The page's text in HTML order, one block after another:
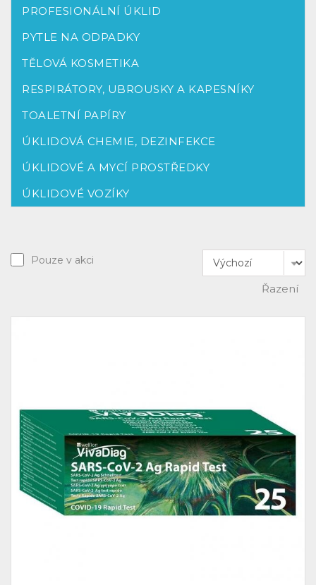
PROFESIONÁLNÍ ÚKLID
PYTLE NA ODPADKY
TĚLOVÁ KOSMETIKA
RESPIRÁTORY, UBROUSKY A KAPESNÍKY
TOALETNÍ PAPÍRY
ÚKLIDOVÁ CHEMIE, DEZINFEKCE
ÚKLIDOVÉ A MYCÍ PROSTŘEDKY
ÚKLIDOVÉ VOZÍKY
Pouze v akci
Řazení